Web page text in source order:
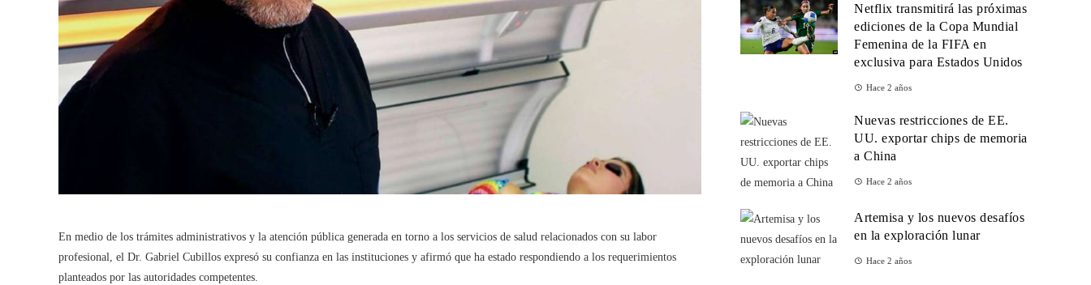
En medio de los trámites administrativos y la atención pública generada en torno a los servicios de salud relacionados con su labor
profesional, el Dr. Gabriel Cubillos expresó su confianza en las instituciones y afirmó que ha estado respondiendo a los requerimientos
planteados por las autoridades competentes.
Netflix transmitirá las próximas
ediciones de la Copa Mundial
Femenina de la FIFA en
exclusiva para Estados Unidos
Hace 2 años
Nuevas restricciones de EE.
UU. exportar chips de memoria
a China
Hace 2 años
Artemisa y los nuevos desafíos
en la exploración lunar
Hace 2 años